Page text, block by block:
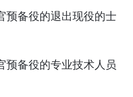
预备役的退出现役的士
预备役的专业技术人员